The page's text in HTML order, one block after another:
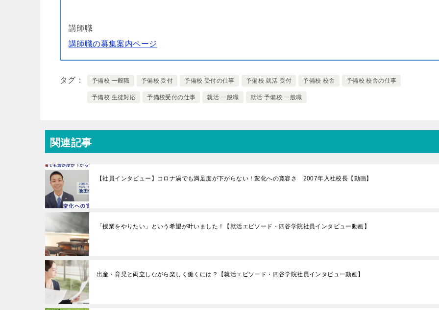
講師職
講師職の募集案内ページ
タグ 予備校 一般職 予備校 受付 予備校 受付の仕事 予備校 就活 受付 予備校 校舎 予備校 校舎の仕事
予備校 生徒対応 予備校受付の仕事 就活 一般職 就活 予備校 一般職
関連記事
【社員インタビュー】コロナ渦でも満足度が下がらない！変化への寛容さ 2007年入社校長【動画】
「授業をやりたい」という希望が叶いました！【就活エピソード・四谷学院社員インタビュー動画】
出産・育児と両立しながら楽しく働くには？【就活エピソード・四谷学院社員インタビュー動画】